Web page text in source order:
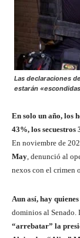
Las declaraciones
estarán
En solo un año, los
43%, los
En noviembre de
May, denunció al
nexos con el crimen
Aun así, hay
dominios al Senado.
“arrebatar” la